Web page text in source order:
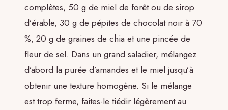
complètes, 50 g de miel de forêt ou de sirop
d’érable, 30 g de pépites de chocolat noir à 70
%, 20 g de graines de chia et une pincée de
fleur de sel. Dans un grand saladier, mélangez
d’abord la purée d’amandes et le miel jusqu’à
obtenir une texture homogène. Si le mélange
est trop ferme, faites-le tiédir légèrement au